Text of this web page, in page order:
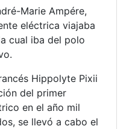
Marie Ampére,
eléctrica viajaba
cual iba del polo
Hippolyte Pixii
del primer
en el año mil
se llevó a cabo el